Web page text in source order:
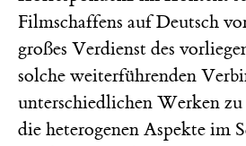
Filmschaffens auf Deutsch
großes Verdienst des
solche weiterführenden
unterschiedlichen Werken
die heterogenen Aspekte im